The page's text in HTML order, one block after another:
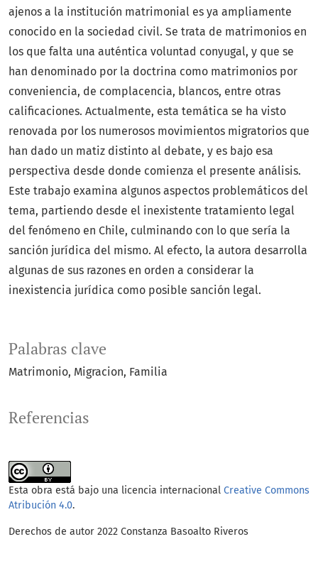
Palabras clave
Matrimonio Migracion Familia
ajenos a la institución matrimonial es ya ampliamente
conocido en la sociedad civil. Se trata de matrimonios en
los que falta una auténtica voluntad conyugal, y que se
han denominado por la doctrina como matrimonios por
conveniencia, de complacencia, blancos, entre otras
calificaciones. Actualmente, esta temática se ha visto
renovada por los numerosos movimientos migratorios que
han dado un matiz distinto al debate, y es bajo esa
perspectiva desde donde comienza el presente análisis.
Este trabajo examina algunos aspectos problemáticos del
tema, partiendo desde el inexistente tratamiento legal
del fenómeno en Chile, culminando con lo que sería la
sanción jurídica del mismo. Al efecto, la autora desarrolla
algunas de sus razones en orden a considerar la
inexistencia jurídica como posible sanción legal.
Referencias
Esta obra está bajo una licencia internacional Creative Commons
Atribución 4.0.
Derechos de autor 2022 Constanza Basoalto Riveros